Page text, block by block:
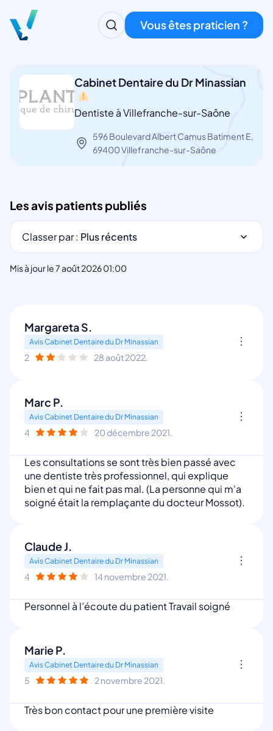
Vous êtes praticien ?
Cabinet Dentaire du Dr Minassian
Dentiste à Villefranche-sur-Saône
596 Boulevard Albert Camus Batiment E,
69400 Villefranche-sur-Saône
Les avis patients publiés
Classer par : Plus récents
Mis à jour le 7 août 2026 01:00
Margareta S.
Avis Cabinet Dentaire du Dr Minassian
2 28 août 2022.
Marc P.
Avis Cabinet Dentaire du Dr Minassian
4 20 décembre 2021.
Les consultations se sont très bien passé avec
une dentiste très professionnel, qui explique
bien et qui ne fait pas mal. (La personne qui m'a
soigné était la remplaçante du docteur Mossot).
Claude J.
Avis Cabinet Dentaire du Dr Minassian
4 14 novembre 2021.
Personnel à l’écoute du patient Travail soigné
Marie P.
Avis Cabinet Dentaire du Dr Minassian
5 2 novembre 2021.
Très bon contact pour une première visite